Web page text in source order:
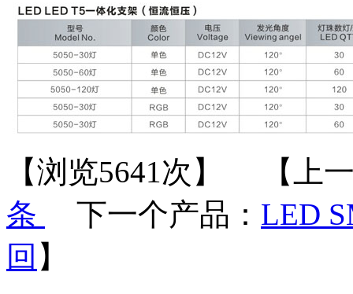
【浏览5641次】 【上
条
下一个产品： LED
回 】